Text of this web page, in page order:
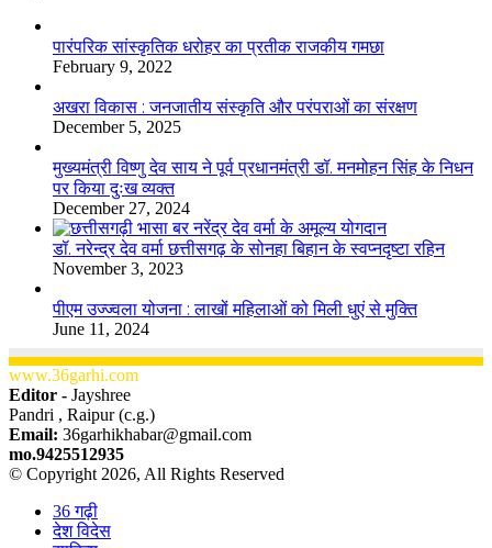
​​​​​​​पारंपरिक सांस्कृतिक धरोहर का प्रतीक राजकीय गमछा
February 9, 2022
अखरा विकास : जनजातीय संस्कृति और परंपराओं का संरक्षण
December 5, 2025
मुख्यमंत्री विष्णु देव साय ने पूर्व प्रधानमंत्री डॉ. मनमोहन सिंह के निधन
पर किया दुःख व्यक्त
December 27, 2024
डॉ. नरेन्द्र देव वर्मा छत्तीसगढ़ के सोनहा बिहान के स्वप्नदृष्टा रहिन
November 3, 2023
पीएम उज्ज्वला योजना : लाखों महिलाओं को मिली धुएं से मुक्ति
June 11, 2024
www.36garhi.com
Editor - Jayshree
Pandri , Raipur (c.g.)
Email: 36garhikhabar@gmail.com
mo.9425512935
© Copyright 2026, All Rights Reserved
36 गढ़ी
देश विदेस